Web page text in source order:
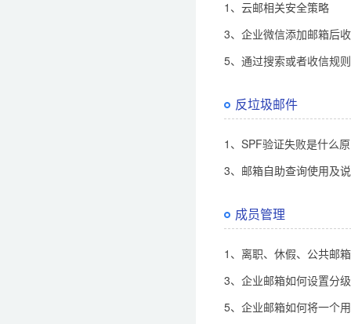
1、云邮相关安全策略
3、企业微信添加邮箱后
5、通过搜索或者收信规
反垃圾邮件
1、SPF验证失败是什么
3、邮箱自助查询使用及
成员管理
1、离职、休假、公共邮
3、企业邮箱如何设置分
5、企业邮箱如何将一个